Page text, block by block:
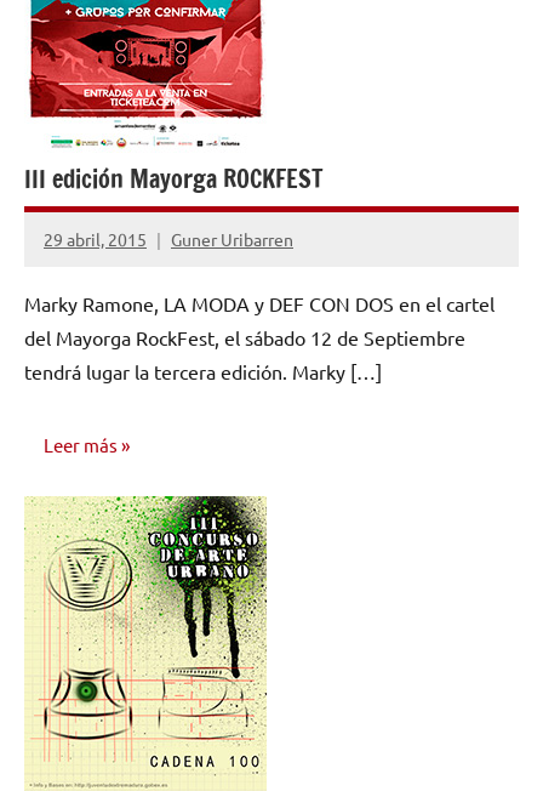
III edición Mayorga ROCKFEST
29 abril, 2015 Guner Uribarren
No
comentarios
Marky Ramone, LA MODA y DEF CON DOS en el cartel
del Mayorga RockFest, el sábado 12 de Septiembre
tendrá lugar la tercera edición. Marky […]
Leer más
NOTICIAS